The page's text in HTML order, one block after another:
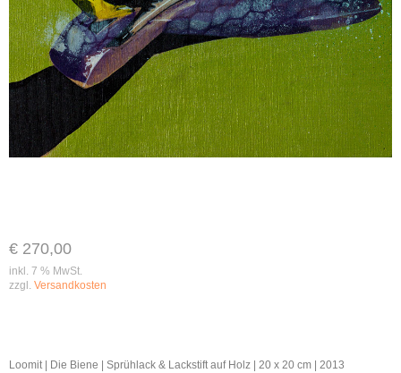
€ 270,00
inkl. 7 % MwSt.
zzgl. Versandkosten
Loomit | Die Biene | Sprühlack & Lackstift auf Holz | 20 x 20 cm | 2013